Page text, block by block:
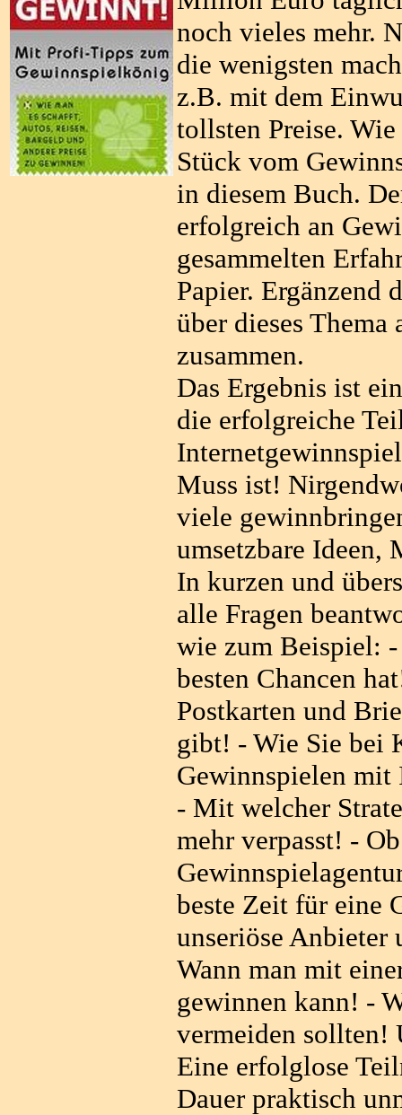
noch vieles mehr.
die wenigsten
z.B. mit dem
tollsten Preise.
Stück vom
in diesem Buch.
erfolgreich an
gesammelten
Papier. Ergänzend
über dieses Thema
zusammen.
Das Ergebnis ist
die erfolgreiche
Muss ist!
viele
umsetzbare Ideen,
In kurzen und
alle Fragen
wie zum Beispiel:
besten Chancen
Postkarten und
gibt! - Wie Sie bei
Gewinnspielen
- Mit welcher
mehr verpasst! -
beste Zeit für eine
unseriöse Anbieter
Wann man mit
gewinnen kann! -
vermeiden sollten!
Eine erfolglose
Dauer praktisch